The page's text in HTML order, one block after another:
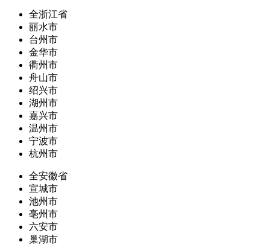
全浙江省
丽水市
台州市
金华市
衢州市
舟山市
绍兴市
湖州市
嘉兴市
温州市
宁波市
杭州市
全安徽省
宣城市
池州市
亳州市
六安市
巢湖市